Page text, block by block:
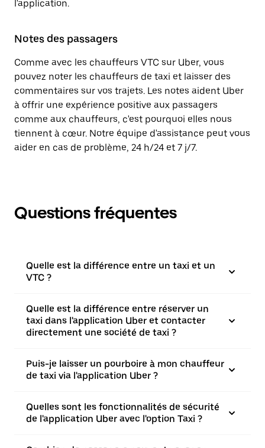
l'application.
Notes des passagers
Comme avec les chauffeurs VTC sur Uber, vous
pouvez noter les chauffeurs de taxi et laisser des
commentaires sur vos trajets. Les notes aident Uber
à offrir une expérience positive aux passagers
comme aux chauffeurs, c'est pourquoi elles nous
tiennent à cœur. Notre équipe d'assistance peut vous
aider en cas de problème, 24 h/24 et 7 j/7.
Questions fréquentes
Quelle est la différence entre un taxi et un
VTC ?
Quelle est la différence entre réserver un
taxi dans l'application Uber et contacter
directement une société de taxi ?
Puis-je laisser un pourboire à mon chauffeur
de taxi via l'application Uber ?
Quelles sont les fonctionnalités de sécurité
de l'application Uber avec l'option Taxi ?